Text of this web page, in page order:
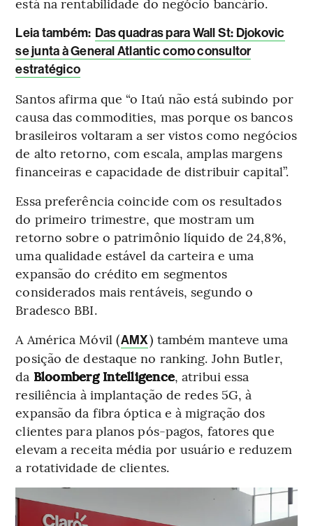
Leia também: Das quadras para Wall St: Djokovic
se junta à General Atlantic como consultor
estratégico
Santos afirma que “o Itaú não está subindo por
causa das commodities, mas porque os bancos
brasileiros voltaram a ser vistos como negócios
de alto retorno, com escala, amplas margens
financeiras e capacidade de distribuir capital”.
Essa preferência coincide com os resultados
do primeiro trimestre, que mostram um
retorno sobre o patrimônio líquido de 24,8%,
uma qualidade estável da carteira e uma
expansão do crédito em segmentos
considerados mais rentáveis, segundo o
Bradesco BBI.
A América Móvil (AMX) também manteve uma
posição de destaque no ranking. John Butler,
da Bloomberg Intelligence, atribui essa
resiliência à implantação de redes 5G, à
expansão da fibra óptica e à migração dos
clientes para planos pós-pagos, fatores que
elevam a receita média por usuário e reduzem
a rotatividade de clientes.